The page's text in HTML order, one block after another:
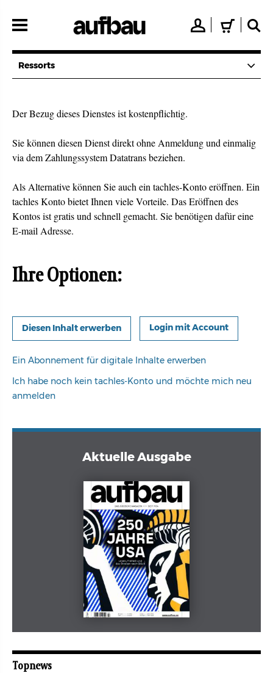
zum
👤 🛒 🔍
Ressorts
Der Bezug dieses Dienstes ist kostenpflichtig.
Sie können diesen Dienst direkt ohne Anmeldung und einmalig
via dem Zahlungssystem Datatrans beziehen.
Als Alternative können Sie auch ein tachles-Konto eröffnen. Ein
tachles Konto bietet Ihnen viele Vorteile. Das Eröffnen des
Kontos ist gratis und schnell gemacht. Sie benötigen dafür eine
E-mail Adresse.
Ihre Optionen:
Login mit Account
Ein Abonnement für digitale Inhalte erwerben
Ich habe noch kein tachles-Konto und möchte mich neu
anmelden
Aktuelle Ausgabe
aufbau
Topnews